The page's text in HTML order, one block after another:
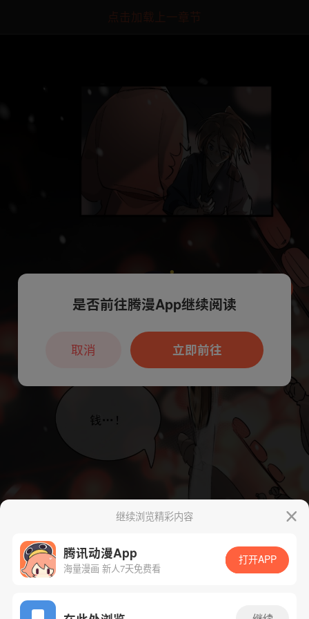
点击加载上一章节
App免费看
继续浏览精彩内容
腾讯动漫App
海量漫画 新人7天免费看
打开APP
本章节仅支持App阅读，可打开App新用
户7天免费看
是否前往腾漫App继续阅读
立即前往
取消